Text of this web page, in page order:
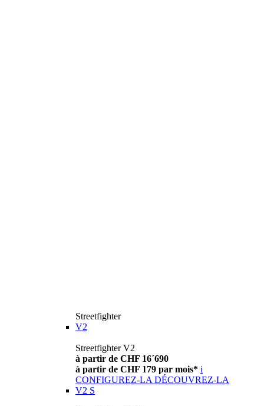
Streetfighter
V2
Streetfighter V2
à partir de CHF 16´690
à partir de CHF 179 par mois* i
CONFIGUREZ-LA DÉCOUVREZ-LA
V2 S